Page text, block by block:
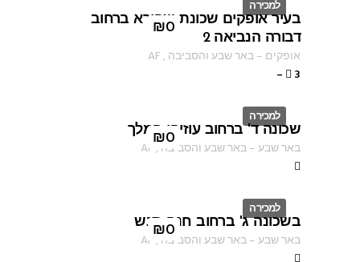
למכירה
ID
₪0
בעיר אופקים שכונת שפירא ברחוב
דבורה הנביאה 2
אופקים –באר שבע והסביבה ,
AF
3
–
למכירה
ID
₪0
שכונה ד' ברחוב עוזיהו המלך
באר שבע–באר שבע והסביבה ,
AF
למכירה
ID
₪0
בשכונה ג' ברחוב חנה סנש
באר שבע–באר שבע והסביבה ,
AF